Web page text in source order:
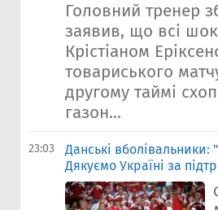
Головний тренер
заявив, що всі
Крістіаном
товариського
другому таймі
газон...
23:03
Данські
Дякуємо Україні за